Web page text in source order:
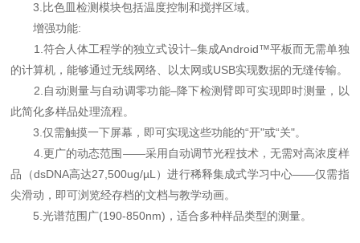
3.比色皿检测模块包括温度控制和搅拌区域。
增强功能:
1.符合人体工程学的独立式设计–集成Android™平板而无需单独
的计算机，能够通过无线网络、以太网或USB实现数据的无缝传输。
2.自动测量与自动调零功能–降下检测臂即可实现即时测量，以
此简化多样品处理流程。
3.仅需触摸一下屏幕，即可实现这些功能的“开"或“关"。
4.更广的动态范围——采用自动调节光程技术，无需对高浓度样
品（dsDNA高达27,500ug/µL）进行稀释集成式学习中心——仅需指
尖滑动，即可浏览经存档的文档与教学动画。
5.光谱范围广(190-850nm)，适合多种样品类型的测量。